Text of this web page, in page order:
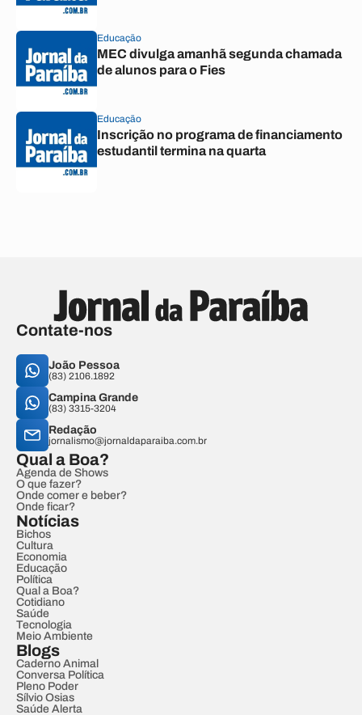
Educação
MEC divulga amanhã segunda chamada
de alunos para o Fies
Educação
Inscrição no programa de financiamento
estudantil termina na quarta
Contate-nos
João Pessoa
(83) 2106.1892
Campina Grande
(83) 3315-3204
Redação
jornalismo@jornaldaparaiba.com.br
Qual a Boa?
Agenda de Shows
O que fazer?
Onde comer e beber?
Onde ficar?
Notícias
Bichos
Cultura
Economia
Educação
Política
Qual a Boa?
Cotidiano
Saúde
Tecnologia
Meio Ambiente
Blogs
Caderno Animal
Conversa Política
Pleno Poder
Sílvio Osias
Saúde Alerta